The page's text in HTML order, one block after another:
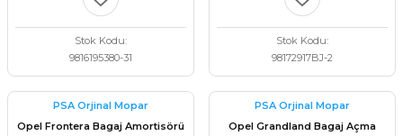
Stok Kodu
9816195380-31
Stok Kodu
98172917BJ-2
PSA Orjinal Mopar
Opel Frontera Bagaj Amortisörü
PSA Orjinal Mopar
Opel Grandland Bagaj Açma